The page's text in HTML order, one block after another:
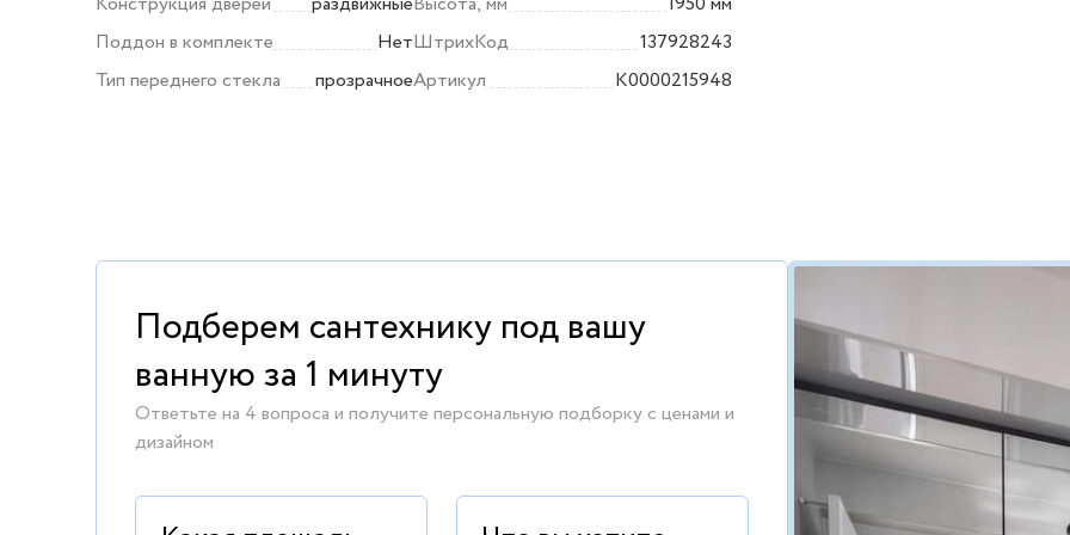
Поддон в комплекте
Нет
Тип переднего стекла
прозрачное
ШтрихКод
137928243
Артикул
K0000215948
Подберем сантехнику под вашу
ванную за 1 минуту
Ответьте на 4 вопроса и получите персональную подборку с ценами и
дизайном